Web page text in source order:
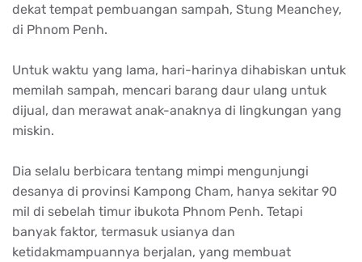
dekat tempat pembuangan sampah, Stung Meanchey,
di Phnom Penh.
Untuk waktu yang lama, hari-harinya dihabiskan untuk
memilah sampah, mencari barang daur ulang untuk
dijual, dan merawat anak-anaknya di lingkungan yang
miskin.
Dia selalu berbicara tentang mimpi mengunjungi
desanya di provinsi Kampong Cham, hanya sekitar 90
mil di sebelah timur ibukota Phnom Penh. Tetapi
banyak faktor, termasuk usianya dan
ketidakmampuannya berjalan, yang membuat